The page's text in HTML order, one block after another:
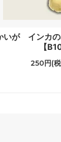
いが インカ
【
250円(